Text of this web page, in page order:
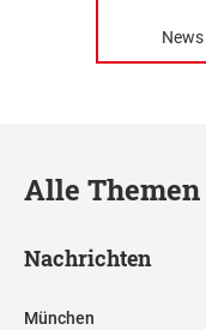
Alle
Nachrichten
München